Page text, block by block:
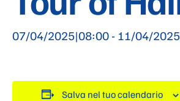
07/04/2025|08:00- 11/04/
Salva nel tuo calendario